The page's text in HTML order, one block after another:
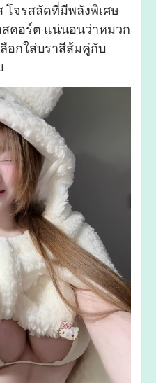
โจรสลัดที่มีพลังพิเศษ
คอร์ต แน่นอนว่าหมวก
อกใส่บราสีส้มคู่กับ